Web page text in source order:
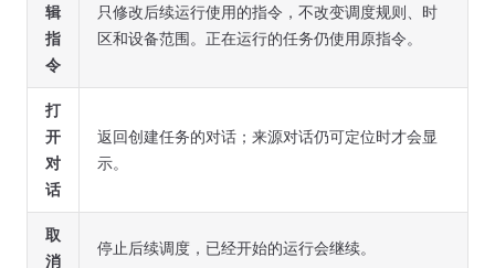
辑
指
令
只修改后续运行使用的指令，不改变调度规则、时
区和设备范围。正在运行的任务仍使用原指令。
打
开
对
话
返回创建任务的对话；来源对话仍可定位时才会显
示。
取
消
停止后续调度，已经开始的运行会继续。